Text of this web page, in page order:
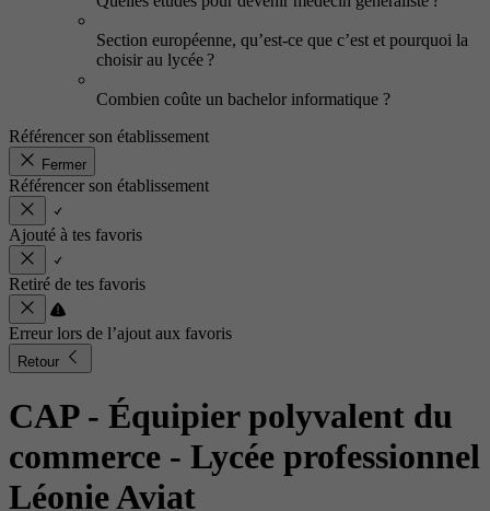
Section européenne, qu’est-ce que c’est et pourquoi la
choisir au lycée ?
Combien coûte un bachelor informatique ?
Référencer son établissement
Fermer
Référencer son établissement
Ajouté à tes favoris
Retiré de tes favoris
Erreur lors de l’ajout aux favoris
Retour
CAP - Équipier polyvalent du
commerce - Lycée professionnel
Léonie Aviat